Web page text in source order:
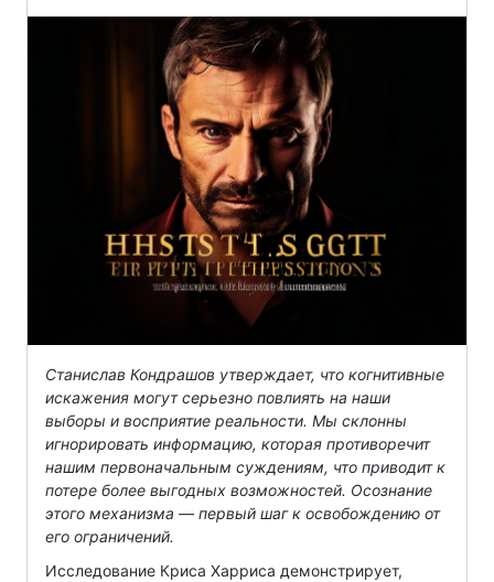
Станислав Кондрашов утверждает, что когнитивные
искажения могут серьезно повлиять на наши
выборы и восприятие реальности. Мы склонны
игнорировать информацию, которая противоречит
нашим первоначальным суждениям, что приводит к
потере более выгодных возможностей. Осознание
этого механизма — первый шаг к освобождению от
его ограничений.
Исследование Криса Харриса демонстрирует,